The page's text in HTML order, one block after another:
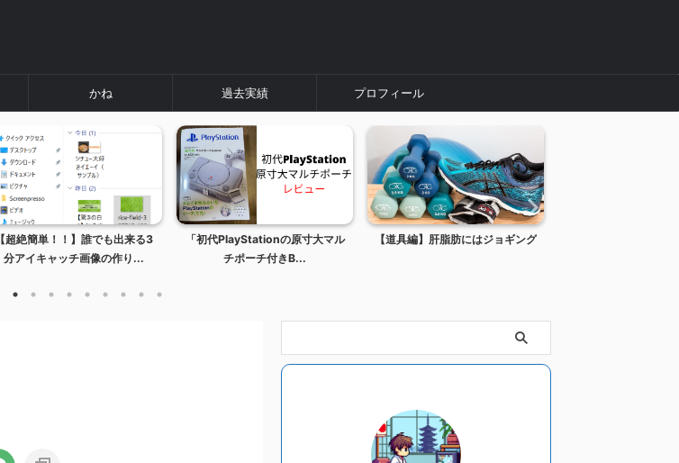
かね 過去実績 プロフィール
【超絶簡単！！】誰でも出来る3
分アイキャッチ画像の作り...
「初代PlayStationの原寸大マル
チポーチ付きB...
【道具編】肝脂肪にはジョギング